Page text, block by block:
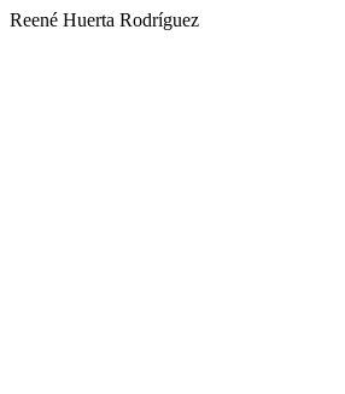
Reené Huerta Rodríguez